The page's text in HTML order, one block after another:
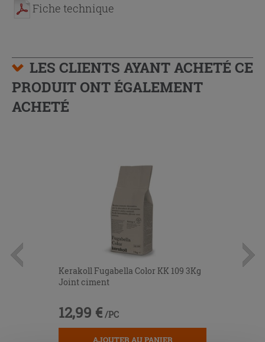
Fiche technique
LES CLIENTS AYANT ACHETÉ CE
PRODUIT ONT ÉGALEMENT
ACHETÉ
Kerakoll Fugabella Color KK 109 3Kg
Joint ciment
12,99 € /PC
AJOUTER AU PANIER